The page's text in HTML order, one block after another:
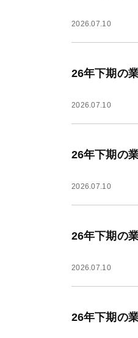
2026.07.10
26年下期の
2026.07.10
26年下期の
2026.07.10
26年下期の
2026.07.10
26年下期の